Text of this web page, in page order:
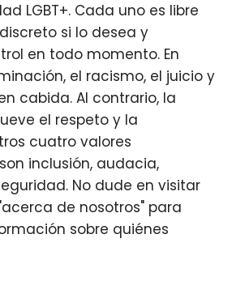
LGBT+. Cada uno es libre
si lo desea y
en todo momento. En
el racismo, el juicio y
cabida. Al contrario, la
el respeto y la
cuatro valores
inclusión, audacia,
No dude en visitar
de nosotros" para
sobre quiénes